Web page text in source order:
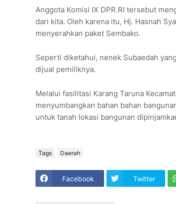
Anggota Komisi IX DPR.RI tersebut
dari kita. Oleh karena itu, Hj. Hasnah
menyerahkan paket Sembako.
Seperti diketahui, nenek Subaedah
dijual pemiliknya.
Melalui fasilitasi Karang Taruna
menyumbangkan bahan bahan
untuk tanah lokasi bangunan
Tags Daerah
Facebook Twitter